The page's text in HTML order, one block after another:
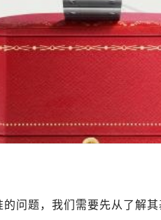
问题，我们需要先从了解